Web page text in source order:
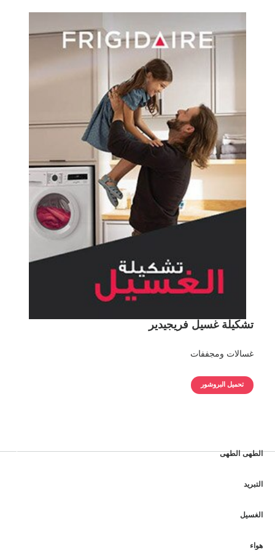
تشكيلة غسيل فريجيدير
غسالات ومجففات
تحميل البروشور
الطهى الطهى
التبريد
الغسيل
هواء